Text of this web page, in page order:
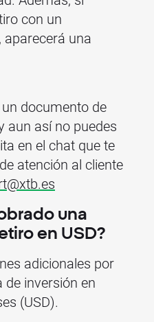
con un
una
documento de
aun así no puedes
en el chat que te
atención al cliente
una
en USD?
adicionales por
de inversión en
(USD).